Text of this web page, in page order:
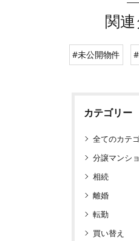
関
#未公開物件
カテゴリー
全てのカテ
分譲マンシ
相続
離婚
転勤
買い替え